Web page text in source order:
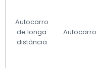
Autocarro
de longa
distância
Autocarro